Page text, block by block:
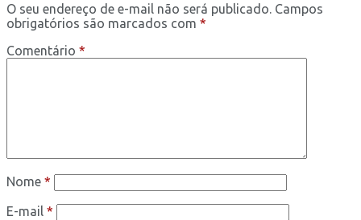
O seu endereço de e-mail não será publicado. Campos
obrigatórios são marcados com *
Comentário *
Nome *
E-mail *